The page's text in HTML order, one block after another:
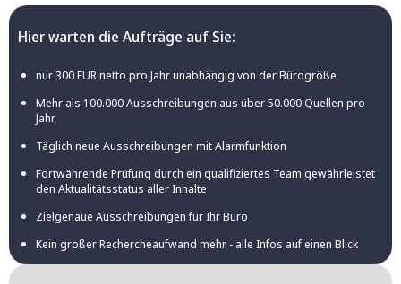
Hier warten die Aufträge auf Sie:
nur 300 EUR netto pro Jahr unabhängig von der Bürogröße
Mehr als 100.000 Ausschreibungen aus über 50.000 Quellen pro
Jahr
Täglich neue Ausschreibungen mit Alarmfunktion
Fortwährende Prüfung durch ein qualifiziertes Team gewährleistet
den Aktualitätsstatus aller Inhalte
Zielgenaue Ausschreibungen für Ihr Büro
Kein großer Rechercheaufwand mehr - alle Infos auf einen Blick